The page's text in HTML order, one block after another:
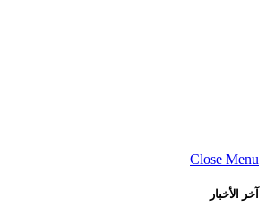
Close Menu
آخر الأخبار